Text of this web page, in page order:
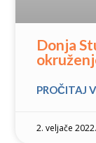
Donja
PROČITAJ
2. veljače